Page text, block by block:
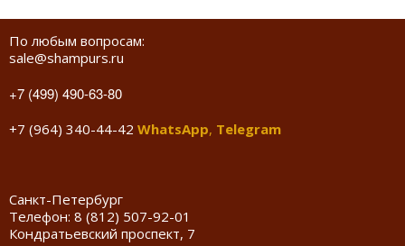
По любым вопросам:
sale@shampurs.ru
+7 (499) 490-63-80
+7 (964) 340-44-42 WhatsApp, Telegram
Санкт-Петербург
Телефон: 8 (812) 507-92-01
Кондратьевский проспект, 7